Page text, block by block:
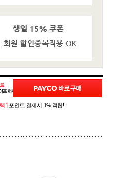
] 포인트 결제시 1% 적립!